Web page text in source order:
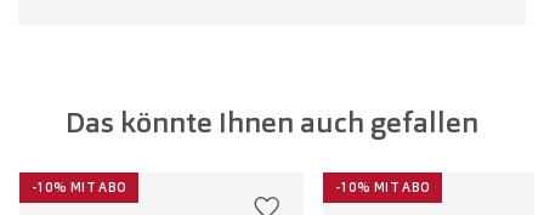
Das könnte Ihnen auch gefallen
-10% MIT ABO -10% MIT ABO